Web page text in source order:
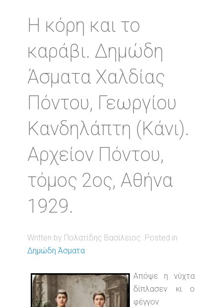
Η κόρη και το
καράβι. Δημώδη
Άσματα Χαλδίας
Πόντου, Γεωργίου
Κανδηλάπτη (Κάνι).
Αρχείον Πόντου,
τόμος 2ος, Αθήνα
1929.
Written by Πολατίδης Βασίλειος. Posted in
Δημώδη Άσματα
Απόψε η νύχτα
δίπλασεν κι ο
φέγγον